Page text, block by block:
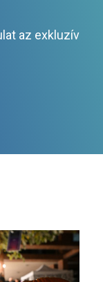
az exkluzív